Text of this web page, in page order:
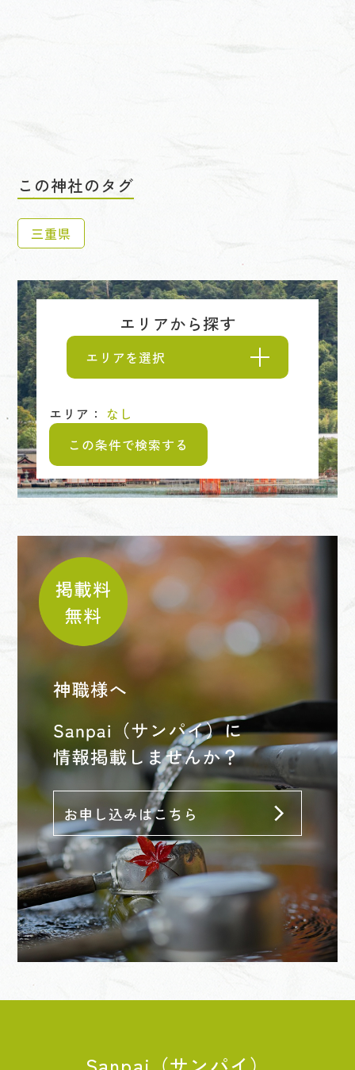
この神社のタグ
三重県
エリアから探す
エリアを選択
エリア： なし
この条件で検索する